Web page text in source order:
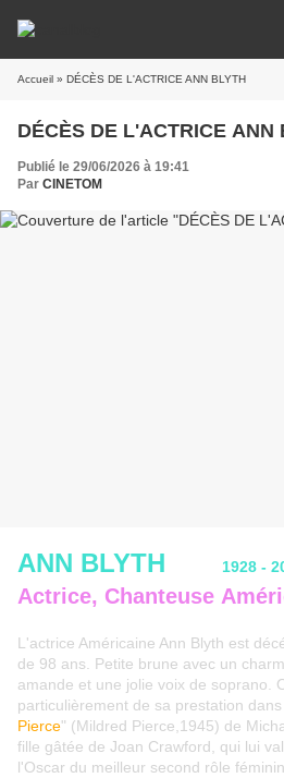
Accueil » DÉCÈS DE L'ACTRICE ANN BLYTH
DÉCÈS DE L'ACTRICE ANN
Publié le 29/06/2026 à 19:41
Par CINETOM
ANN BLYTH 1928 -
Actrice, Chanteuse
L'actrice Américaine Ann Blyth est
de 98 ans. Petite brune avec un
amande et une jolie voix de soprano.
particulièrement de sa prestation dans
Pierce" (Mildred Pierce,1945) de
fille gâtée de Joan Crawford, qui lui
l'Oscar du meilleur second rôle féminin.